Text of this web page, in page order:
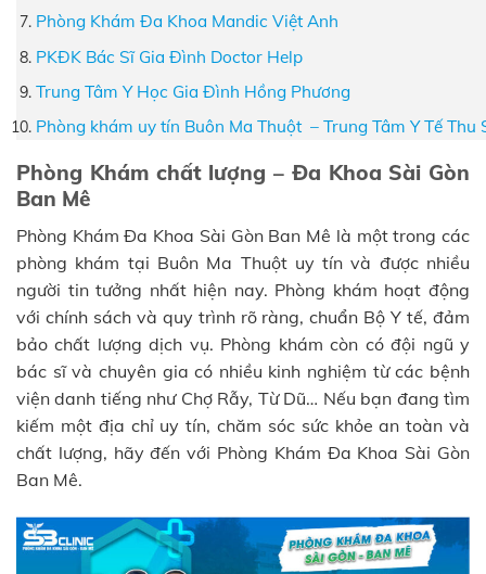
Phòng Khám Đa Khoa Mandic Việt Anh
PKĐK Bác Sĩ Gia Đình Doctor Help
Trung Tâm Y Học Gia Đình Hồng Phương
Phòng khám uy tín Buôn Ma Thuột – Trung Tâm Y Tế Thu
Phòng Khám chất lượng – Đa Khoa Sài Gòn
Ban Mê
Phòng Khám Đa Khoa Sài Gòn Ban Mê là một trong các
phòng khám tại Buôn Ma Thuột uy tín và được nhiều
người tin tưởng nhất hiện nay. Phòng khám hoạt động
với chính sách và quy trình rõ ràng, chuẩn Bộ Y tế, đảm
bảo chất lượng dịch vụ. Phòng khám còn có đội ngũ y
bác sĩ và chuyên gia có nhiều kinh nghiệm từ các bệnh
viện danh tiếng như Chợ Rẫy, Từ Dũ… Nếu bạn đang tìm
kiếm một địa chỉ uy tín, chăm sóc sức khỏe an toàn và
chất lượng, hãy đến với Phòng Khám Đa Khoa Sài Gòn
Ban Mê.